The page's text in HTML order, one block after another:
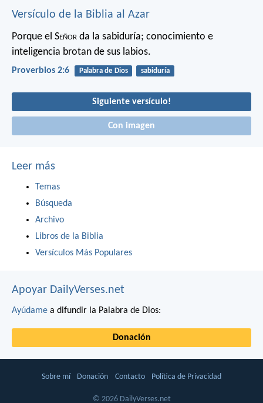
Versículo de la Biblia al Azar
Porque el Señor da la sabiduría; conocimiento e
inteligencia brotan de sus labios.
Proverbios 2:6 Palabra de Dios sabiduría
Siguiente versículo!
Con imagen
Leer más
Temas
Búsqueda
Archivo
Libros de la Biblia
Versículos Más Populares
Apoyar DailyVerses.net
Ayúdame a difundir la Palabra de Dios:
Donación
Sobre mí Donación Contacto Política de Privacidad
© 2026 DailyVerses.net